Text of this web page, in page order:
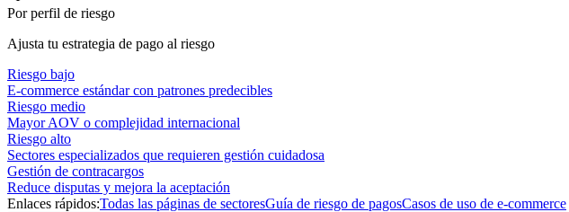
Por perfil de riesgo
Ajusta tu estrategia de pago al riesgo
Riesgo bajo
E-commerce estándar con patrones predecibles
Riesgo medio
Mayor AOV o complejidad internacional
Riesgo alto
Sectores especializados que requieren gestión cuidadosa
Gestión de contracargos
Reduce disputas y mejora la aceptación
Enlaces rápidos:Todas las páginas de sectoresGuía de riesgo de pagosCasos de uso de e-commerce